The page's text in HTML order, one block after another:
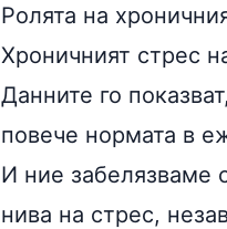
Ролята на
Хроничният стрес
Данните го
повече нормата в
И ние забелязваме
нива на стрес,